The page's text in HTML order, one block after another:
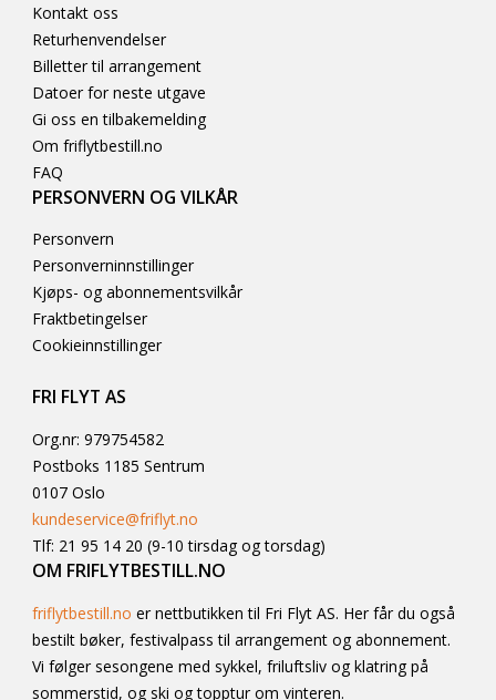
HAPPY CAMPER MENY
Torsdag
Gulasj med brød: 260,-
Vegetargulasj
Fredag
Lasagne med salat og brød: 260,-
bestillingen).
Lørdag
Hamburger med stekte poteter: 260,-
Vegetarburger
Kontakt oss
Returhenvendelser
Billetter til arrangement
Datoer for neste utgave
Gi oss en tilbakemelding
Om friflytbestill.no
FAQ
PERSONVERN OG VILKÅR
Personvern
Personverninnstillinger
Kjøps- og abonnementsvilkår
Fraktbetingelser
Cookieinnstillinger
FRI FLYT AS
Org.nr: 979754582
Postboks 1185 Sentrum
0107 Oslo
kundeservice@friflyt.no
Tlf: 21 95 14 20 (9-10 tirsdag og torsdag)
OM FRIFLYTBESTILL.NO
friflytbestill.no er nettbutikken til Fri Flyt AS. Her får du også
bestilt bøker, festivalpass til arrangement og abonnement.
Vi følger sesongene med sykkel, friluftsliv og klatring på
sommerstid, og ski og topptur om vinteren.